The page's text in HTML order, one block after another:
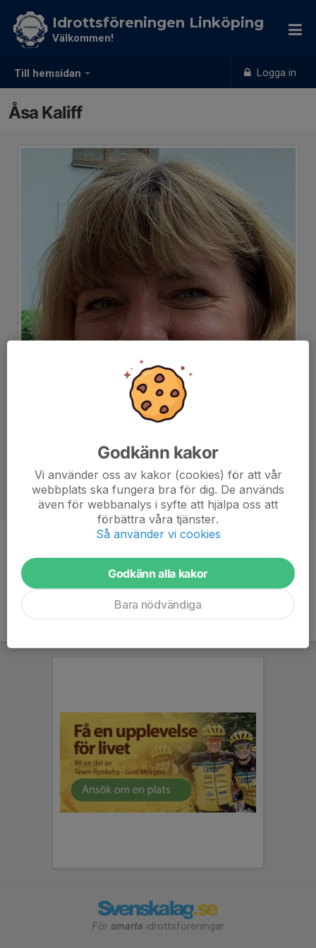
Till hemsidan Logga in
Idrottsföreningen Linköping
Välkommen!
Åsa Kaliff
För smarta idrottsföreningar
Godkänn kakor
Vi använder oss av kakor (cookies) för att vår
webbplats ska fungera bra för dig. De används
även för webbanalys i syfte att hjälpa oss att
förbättra våra tjänster.
Så använder vi cookies
Godkänn alla kakor
Bara nödvändiga